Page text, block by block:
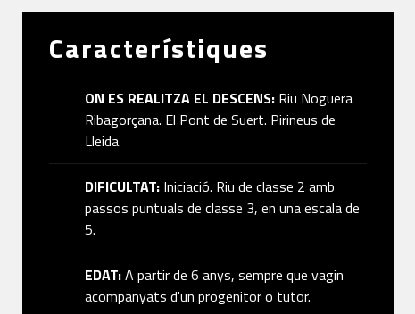
Característiques
ON ES REALITZA EL DESCENS:Riu Noguera
Ribagorçana. El Pont de Suert. Pirineus de
Lleida.
DIFICULTAT:Iniciació. Riu de classe 2 amb
passos puntuals de classe 3, en una escala de
5.
EDAT:A partir de 6 anys, sempre que vagin
acompanyats d'un progenitor o tutor.